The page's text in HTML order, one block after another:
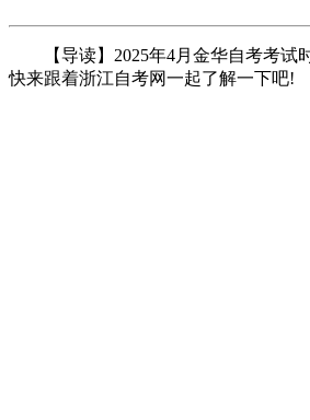
【导读】2025年4月金华自考考试时
快来跟着浙江自考网一起了解一下吧!